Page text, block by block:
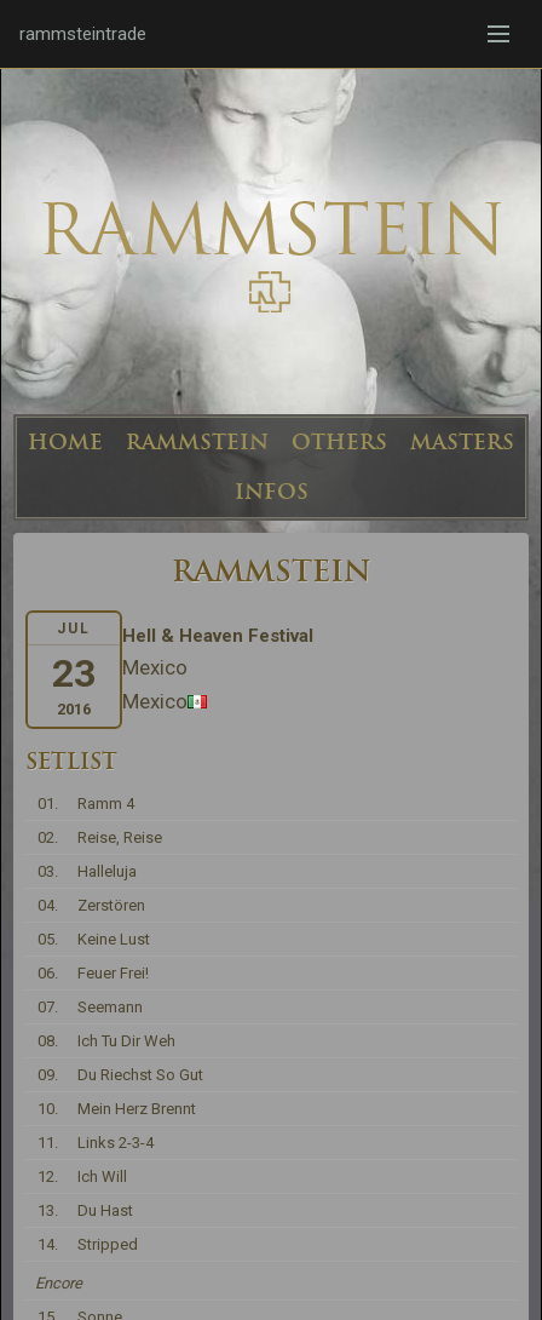
rammsteintrade
HOME RAMMSTEIN OTHERS
MASTERS
INFOS
RAMMSTEIN
JUL
23
2016
Hell & Heaven Festival
Mexico
Mexico
SETLIST
01.
Ramm 4
02.
Reise, Reise
03.
Halleluja
04.
Zerstören
05.
Keine Lust
06.
Feuer Frei!
07.
Seemann
08.
Ich Tu Dir Weh
09.
Du Riechst So Gut
10.
Mein Herz Brennt
11.
Links 2-3-4
12.
Ich Will
13.
Du Hast
14.
Stripped
Encore